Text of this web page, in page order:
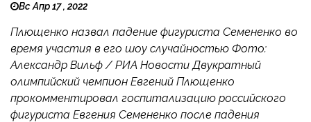
Вс Апр 17 , 2022
Плющенко назвал падение фигуриста Семененко во
время участия в его шоу случайностью Фото:
Александр Вильф / РИА Новости Двукратный
олимпийский чемпион Евгений Плющенко
прокомментировал госпитализацию российского
фигуриста Евгения Семененко после падения